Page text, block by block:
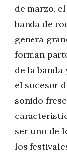
de marzo,
banda de
genera
forman
de la banda
el sucesor
sonido
ser uno de
los